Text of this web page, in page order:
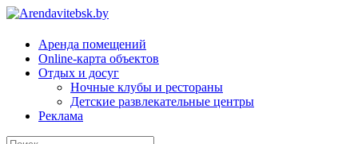
Arendavitebsk.by
Аренда помещений
Online-карта объектов
Отдых и досуг
Ночные клубы и рестораны
Детские развлекательные центры
Реклама